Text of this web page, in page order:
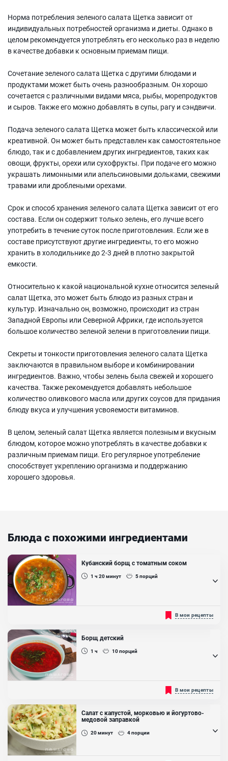
Норма потребления зеленого салата Щетка зависит от
индивидуальных потребностей организма и диеты. Однако в
целом рекомендуется употреблять его несколько раз в неделю
в качестве добавки к основным приемам пищи.
Сочетание зеленого салата Щетка с другими блюдами и
продуктами может быть очень разнообразным. Он хорошо
сочетается с различными видами мяса, рыбы, морепродуктов
и сыров. Также его можно добавлять в супы, рагу и сэндвичи.
Подача зеленого салата Щетка может быть классической или
креативной. Он может быть представлен как самостоятельное
блюдо, так и с добавлением других ингредиентов, таких как
овощи, фрукты, орехи или сухофрукты. При подаче его можно
украшать лимонными или апельсиновыми дольками, свежими
травами или дроблеными орехами.
Срок и способ хранения зеленого салата Щетка зависит от его
состава. Если он содержит только зелень, его лучше всего
употребить в течение суток после приготовления. Если же в
составе присутствуют другие ингредиенты, то его можно
хранить в холодильнике до 2-3 дней в плотно закрытой
емкости.
Относительно к какой национальной кухне относится зеленый
салат Щетка, это может быть блюдо из разных стран и
культур. Изначально он, возможно, происходит из стран
Западной Европы или Северной Африки, где используется
большое количество зеленой зелени в приготовлении пищи.
Секреты и тонкости приготовления зеленого салата Щетка
заключаются в правильном выборе и комбинировании
ингредиентов. Важно, чтобы зелень была свежей и хорошего
качества. Также рекомендуется добавлять небольшое
количество оливкового масла или других соусов для придания
блюду вкуса и улучшения усвояемости витаминов.
В целом, зеленый салат Щетка является полезным и вкусным
блюдом, которое можно употреблять в качестве добавки к
различным приемам пищи. Его регулярное употребление
способствует укреплению организма и поддержанию
хорошего здоровья.
Блюда с похожими ингредиентами
Кубанский борщ с томатным соком
1 ч 20минут 5порций
Здесь томатный сок применяется в качестве основы для супа, что
В мои рецепты
Борщ детский
1 ч 10порций
Предназначен специально для детей и содержит мягкие овощи,
В мои рецепты
Салат с капустой, морковью и йогуртово-
медовой заправкой
20минут 4порции